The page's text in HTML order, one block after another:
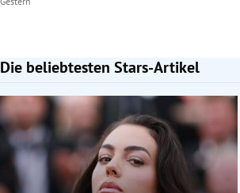
Die beliebtesten Stars-Artikel
Slide 1 von 7